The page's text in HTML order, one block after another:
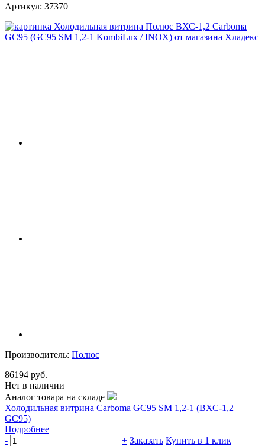
Артикул: 37370
Производитель: Полюс
86194 руб.
Нет в наличии
Аналог товара на складе
Холодильная витрина Carboma GC95 SM 1,2-1 (ВХС-1,2
GC95)
Подробнее
-
+ Заказать Купить в 1 клик